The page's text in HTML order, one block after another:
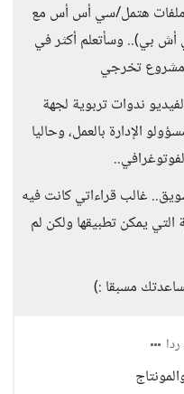
هتمل/سي أس أس مع
أش بي).. وسأتعلم أكثر في
مشروع تخرجي
ندوات تربوية لجهة
الإدارة بالعمل، وحاليا
غالب قراءاتي كانت فيه
التي يمكن تطبيقها ولكن لم
مسبقا :)